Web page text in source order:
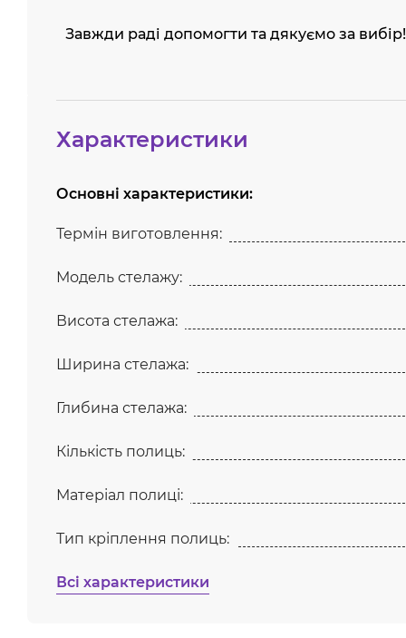
Завжди раді допомогти та дякуємо за вибір!
Характеристики
Основні характеристики:
Термін виготовлення:
Модель стелажу:
Висота стелажа:
Ширина стелажа:
Глибина стелажа:
Кількість полиць:
Матеріал полиці:
Тип кріплення полиць:
Всі характеристики